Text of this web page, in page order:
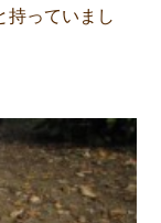
持っていまし